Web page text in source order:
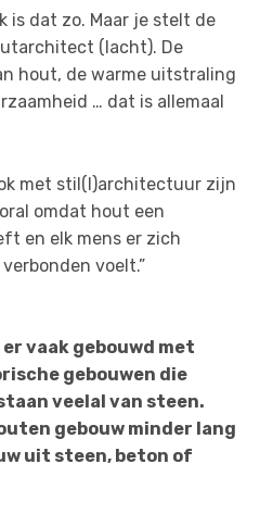
is dat zo. Maar je stelt de
(lacht). De
hout, de warme uitstraling
… dat is allemaal
met stil(l)architectuur zijn
omdat hout een
en elk mens er zich
voelt.”
vaak gebouwd met
gebouwen die
veelal van steen.
gebouw minder lang
uit steen, beton of